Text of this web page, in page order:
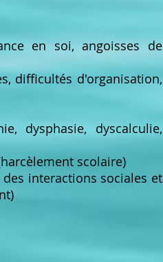
en soi, angoisses de
difficultés d'organisation,
dysphasie, dyscalculie,
scolaire)
interactions sociales et